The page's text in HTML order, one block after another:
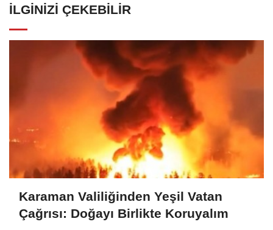
İLGINIZI ÇEKEBILIR
Karaman Valiliğinden Yeşil Vatan
Çağrısı: Doğayı Birlikte Koruyalım